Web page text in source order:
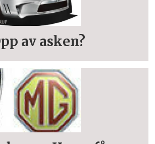
av asken?